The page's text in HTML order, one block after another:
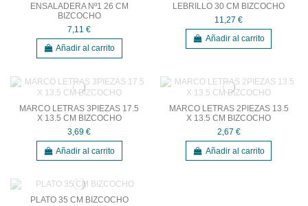
ENSALADERA Nº1 26 CM
BIZCOCHO
7,11 €
Añadir al carrito
LEBRILLO 30 CM BIZCOCHO
11,27 €
Añadir al carrito
MARCO LETRAS 3PIEZAS 17.5
X 13.5 CM BIZCOCHO
3,69 €
Añadir al carrito
MARCO LETRAS 2PIEZAS 13.5
X 13.5 CM BIZCOCHO
2,67 €
Añadir al carrito
PLATO 35 CM BIZCOCHO